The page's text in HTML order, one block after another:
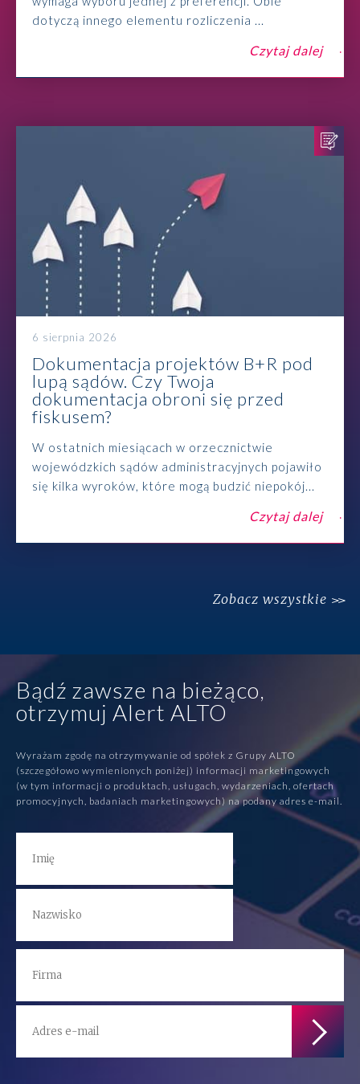
dotyczą innego elementu rozliczenia ...
Czytaj dalej
6 sierpnia 2026
Dokumentacja projektów B+R pod
lupą sądów. Czy Twoja
dokumentacja obroni się przed
fiskusem?
W ostatnich miesiącach w orzecznictwie
wojewódzkich sądów administracyjnych pojawiło
się kilka wyroków, które mogą budzić niepokój...
Czytaj dalej
Zobacz wszystkie
Bądź zawsze na bieżąco,
otrzymuj Alert ALTO
Wyrażam zgodę na otrzymywanie od spółek z Grupy ALTO
(szczegółowo wymienionych poniżej) informacji marketingowych
(w tym informacji o produktach, usługach, wydarzeniach, ofertach
promocyjnych, badaniach marketingowych) na podany adres e-mail.